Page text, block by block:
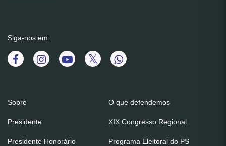
Siga-nos em:
Sobre
Presidente
Presidente Honorário
O que defendemos
XIX Congresso Regional
Programa Eleitoral do PS